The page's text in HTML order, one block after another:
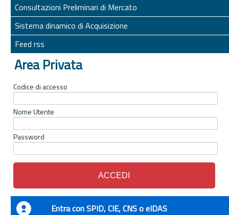
Consultazioni Preliminari di Mercato
Sistema dinamico di Acquisizione
Feed rss
Area Privata
Codice di accesso
Nome Utente
Password
Entra con SPID, CIE, CNS o eIDAS